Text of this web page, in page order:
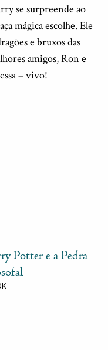
se surpreende ao
mágica escolhe. Ele
e bruxos das
amigos, Ron e
– vivo!
Potter e a Pedra